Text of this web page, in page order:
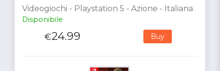
Videogiochi - Playstation 5 - Azione - Italiana
Disponibile
€24.99 Buy